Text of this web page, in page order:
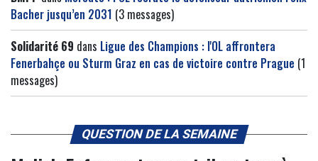
Bacher jusqu’en 2031 (3 messages)
Solidarité 69 dans Ligue des Champions : l'OL affrontera
Fenerbahçe ou Sturm Graz en cas de victoire contre Prague (1
messages)
QUESTION DE LA SEMAINE